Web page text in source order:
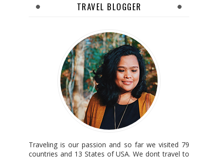
TRAVEL BLOGGER
Traveling is our passion and so far we visited 79
countries and 13 States of USA. We dont travel to